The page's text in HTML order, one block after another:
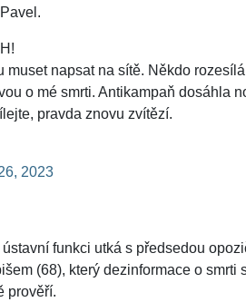
napsat na sítě. Někdo
o mé smrti. Antikampaň dosáhla
pravda znovu zvítězí.
2023
funkci utká s předsedou
(68), který dezinformace o smrti
prověří.